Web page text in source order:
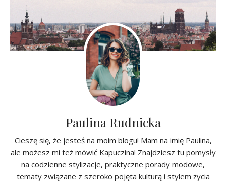
Paulina Rudnicka
Cieszę się, że jesteś na moim blogu! Mam na imię Paulina,
ale możesz mi też mówić Kapuczina! Znajdziesz tu pomysły
na codzienne stylizacje, praktyczne porady modowe,
tematy związane z szeroko pojęta kulturą i stylem życia